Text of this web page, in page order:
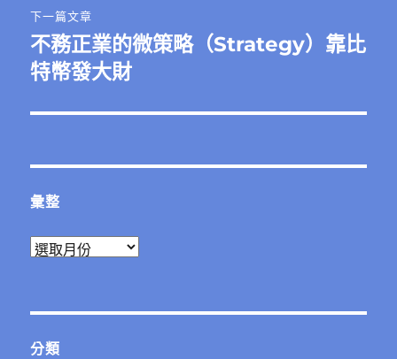
章:
下一篇文章
下
一
文
不務正業的微策略（Strategy）靠比
特幣發大財
彙整
彙
分類